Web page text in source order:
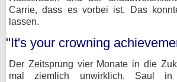
Carrie, dass es vorbei ist. Das
lassen.
"It's your crowning
Der Zeitsprung vier Monate in die
mal ziemlich unwirklich. Saul in